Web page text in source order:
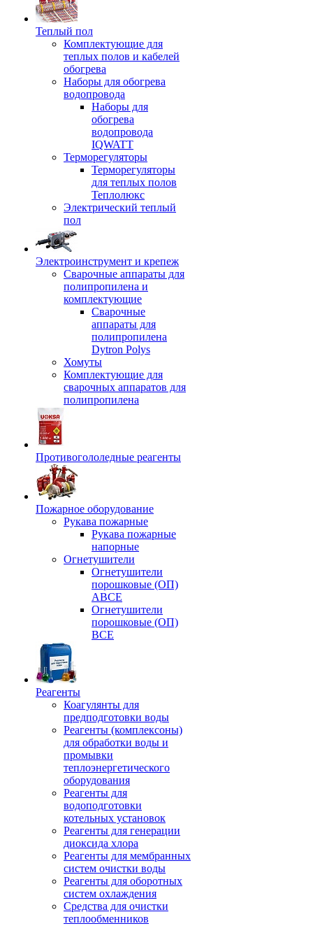
Теплый пол
Комплектующие для
теплых полов и кабелей
обогрева
Наборы для обогрева
водопровода
Наборы для
обогрева
водопровода
IQWATT
Терморегуляторы
Терморегуляторы
для теплых полов
Теплолюкс
Электрический теплый
пол
Электроинструмент и крепеж
Сварочные аппараты для
полипропилена и
комплектующие
Сварочные
аппараты для
полипропилена
Dytron Polys
Хомуты
Комплектующие для
сварочных аппаратов для
полипропилена
Противогололедные реагенты
Пожарное оборудование
Рукава пожарные
Рукава пожарные
напорные
Огнетушители
Огнетушители
порошковые (ОП)
АВСЕ
Огнетушители
порошковые (ОП)
ВСЕ
Реагенты
Коагулянты для
предподготовки воды
Реагенты (комплексоны)
для обработки воды и
промывки
теплоэнергетического
оборудования
Реагенты для
водоподготовки
котельных установок
Реагенты для генерации
диоксида хлора
Реагенты для мембранных
систем очистки воды
Реагенты для оборотных
систем охлаждения
Средства для очистки
теплообменников